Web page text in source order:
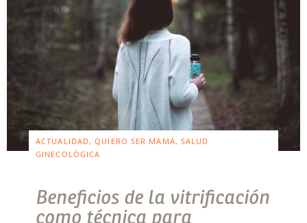
ACTUALIDAD, QUIERO SER MAMÁ, SALUD
GINECOLÓGICA
Beneficios de la vitrificación
como técnica para